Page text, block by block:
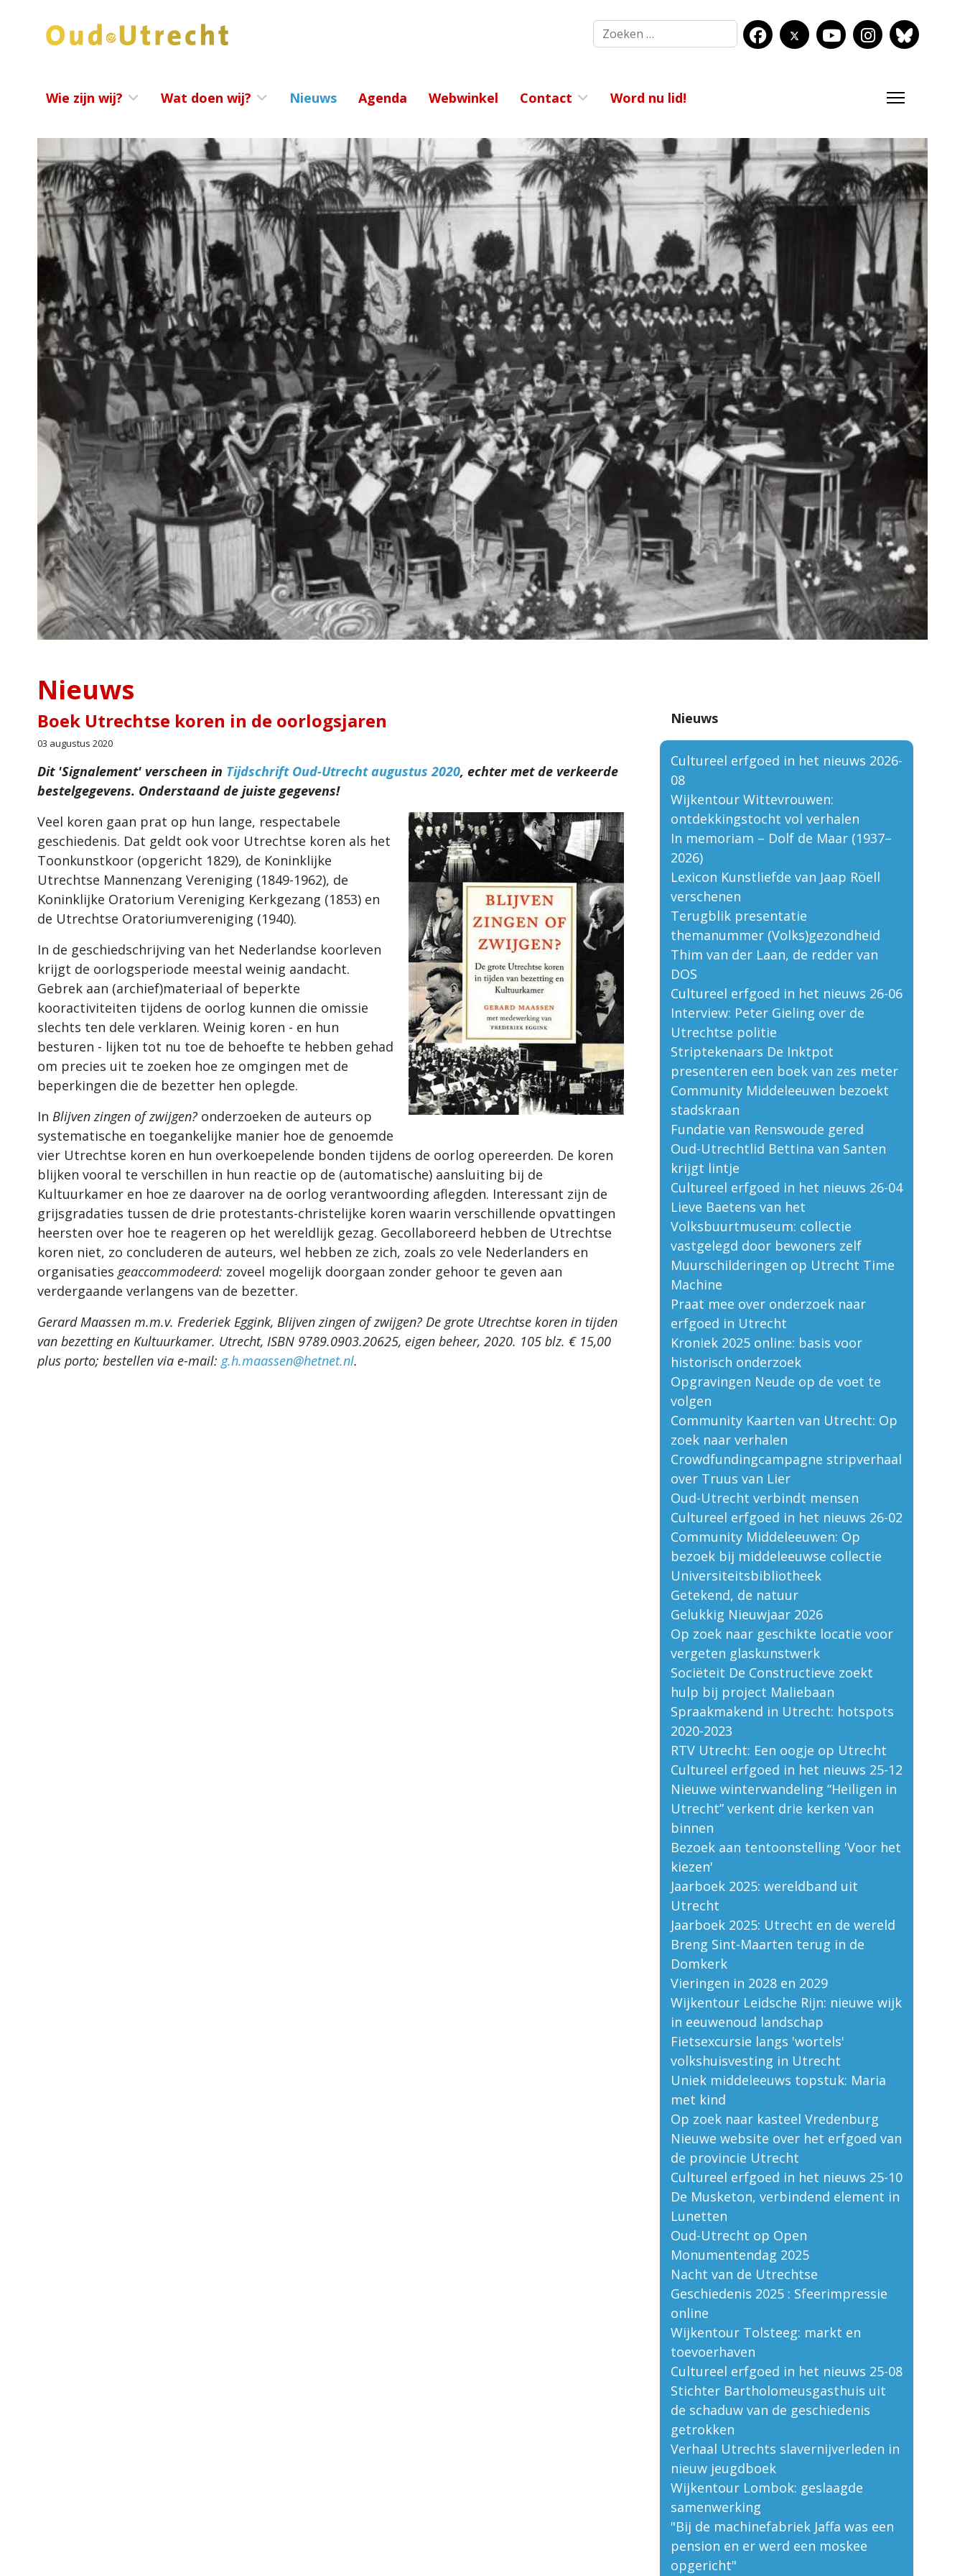
Zoeken
Wie zijn wij? Wat doen wij? Nieuws Agenda Webwinkel Contact Word nu lid!
Nieuws
Boek Utrechtse koren in de oorlogsjaren
03 augustus 2020
Dit 'Signalement' verscheen in Tijdschrift Oud-Utrecht augustus 2020, echter met de verkeerde
bestelgegevens. Onderstaand de juiste gegevens!
Veel koren gaan prat op hun lange, respectabele
geschiedenis. Dat geldt ook voor Utrechtse koren als het
Toonkunstkoor (opgericht 1829), de Koninklijke
Utrechtse Mannenzang Vereniging (1849-1962), de
Koninklijke Oratorium Vereniging Kerkgezang (1853) en
de Utrechtse Oratoriumvereniging (1940).
In de geschiedschrijving van het Nederlandse koorleven
krijgt de oorlogsperiode meestal weinig aandacht.
Gebrek aan (archief)materiaal of beperkte
kooractiviteiten tijdens de oorlog kunnen die omissie
slechts ten dele verklaren. Weinig koren - en hun
besturen - lijken tot nu toe de behoefte te hebben gehad
om precies uit te zoeken hoe ze omgingen met de
beperkingen die de bezetter hen oplegde.
In Blijven zingen of zwijgen? onderzoeken de auteurs op
systematische en toegankelijke manier hoe de genoemde
vier Utrechtse koren en hun overkoepelende bonden tijdens de oorlog opereerden. De koren
blijken vooral te verschillen in hun reactie op de (automatische) aansluiting bij de
Kultuurkamer en hoe ze daarover na de oorlog verantwoording aflegden. Interessant zijn de
grijsgradaties tussen de drie protestants-christelijke koren waarin verschillende opvattingen
heersten over hoe te reageren op het wereldlijk gezag. Gecollaboreerd hebben de Utrechtse
koren niet, zo concluderen de auteurs, wel hebben ze zich, zoals zo vele Nederlanders en
organisaties geaccommodeerd: zoveel mogelijk doorgaan zonder gehoor te geven aan
verdergaande verlangens van de bezetter.
Gerard Maassen m.m.v. Frederiek Eggink, Blijven zingen of zwijgen? De grote Utrechtse koren in tijden
van bezetting en Kultuurkamer. Utrecht, ISBN 9789.0903.20625, eigen beheer, 2020. 105 blz. € 15,00
plus porto; bestellen via e-mail: g.h.maassen@hetnet.nl.
Nieuws
Cultureel erfgoed in het nieuws 2026-
08
Wijkentour Wittevrouwen:
ontdekkingstocht vol verhalen
In memoriam – Dolf de Maar (1937–
2026)
Lexicon Kunstliefde van Jaap Röell
verschenen
Terugblik presentatie
themanummer (Volks)gezondheid
Thim van der Laan, de redder van
DOS
Cultureel erfgoed in het nieuws 26-06
Interview: Peter Gieling over de
Utrechtse politie
Striptekenaars De Inktpot
presenteren een boek van zes meter
Community Middeleeuwen bezoekt
stadskraan
Fundatie van Renswoude gered
Oud-Utrechtlid Bettina van Santen
krijgt lintje
Cultureel erfgoed in het nieuws 26-04
Lieve Baetens van het
Volksbuurtmuseum: collectie
vastgelegd door bewoners zelf
Muurschilderingen op Utrecht Time
Machine
Praat mee over onderzoek naar
erfgoed in Utrecht
Kroniek 2025 online: basis voor
historisch onderzoek
Opgravingen Neude op de voet te
volgen
Community Kaarten van Utrecht: Op
zoek naar verhalen
Crowdfundingcampagne stripverhaal
over Truus van Lier
Oud-Utrecht verbindt mensen
Cultureel erfgoed in het nieuws 26-02
Community Middeleeuwen: Op
bezoek bij middeleeuwse collectie
Universiteitsbibliotheek
Getekend, de natuur
Gelukkig Nieuwjaar 2026
Op zoek naar geschikte locatie voor
vergeten glaskunstwerk
Sociëteit De Constructieve zoekt
hulp bij project Maliebaan
Spraakmakend in Utrecht: hotspots
2020-2023
RTV Utrecht: Een oogje op Utrecht
Cultureel erfgoed in het nieuws 25-12
Nieuwe winterwandeling “Heiligen in
Utrecht” verkent drie kerken van
binnen
Bezoek aan tentoonstelling 'Voor het
kiezen'
Jaarboek 2025: wereldband uit
Utrecht
Jaarboek 2025: Utrecht en de wereld
Breng Sint-Maarten terug in de
Domkerk
Vieringen in 2028 en 2029
Wijkentour Leidsche Rijn: nieuwe wijk
in eeuwenoud landschap
Fietsexcursie langs 'wortels'
volkshuisvesting in Utrecht
Uniek middeleeuws topstuk: Maria
met kind
Op zoek naar kasteel Vredenburg
Nieuwe website over het erfgoed van
de provincie Utrecht
Cultureel erfgoed in het nieuws 25-10
De Musketon, verbindend element in
Lunetten
Oud-Utrecht op Open
Monumentendag 2025
Nacht van de Utrechtse
Geschiedenis 2025 : Sfeerimpressie
online
Wijkentour Tolsteeg: markt en
toevoerhaven
Cultureel erfgoed in het nieuws 25-08
Stichter Bartholomeusgasthuis uit
de schaduw van de geschiedenis
getrokken
Verhaal Utrechts slavernijverleden in
nieuw jeugdboek
Wijkentour Lombok: geslaagde
samenwerking
"Bij de machinefabriek Jaffa was een
pension en er werd een moskee
opgericht"